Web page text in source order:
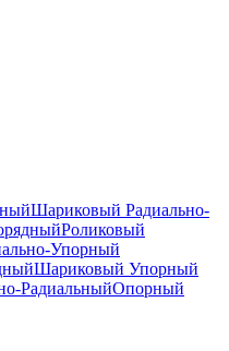
Шариковый Радиально-
Роликовый
Упорный
Шариковый Упорный
РадиальныйОпорный